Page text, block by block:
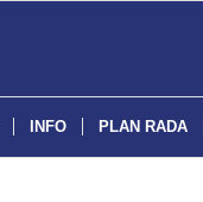
INFO PLAN RADA